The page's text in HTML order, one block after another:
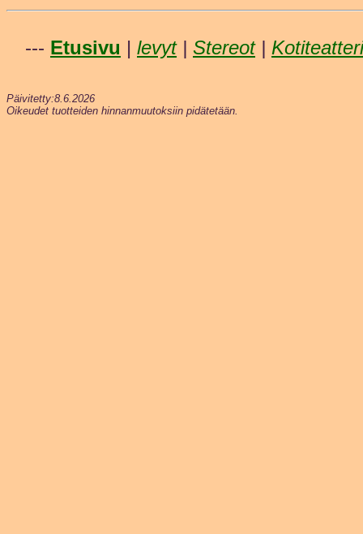
--- Etusivu | levyt| Stereot| Kotiteatteri
Päivitetty:8.6.2026
Oikeudet tuotteiden hinnanmuutoksiin pidätetään.